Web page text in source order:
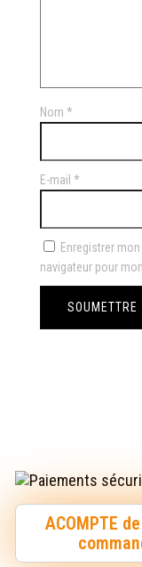
Nom*
E-mail*
Enregistrer
navigateur pour
ACOMPTE